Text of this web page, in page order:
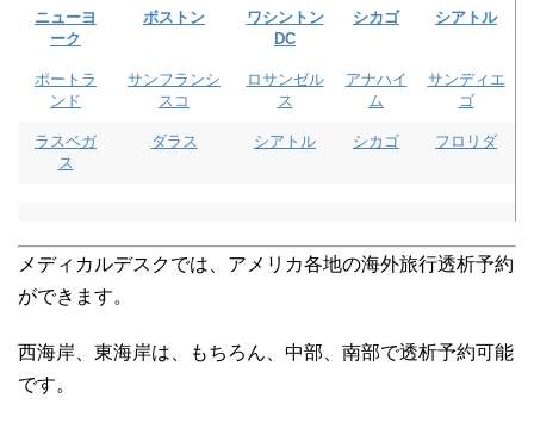
ニューヨ
ーク
ボストン
ワシントン
DC
シカゴ シアトル
ポートラ
ンド
サンフランシ
スコ
ロサンゼル
ス
アナハイ
ム
サンディエ
ゴ
ラスベガ
ス
ダラス シアトル シカゴ フロリダ
メディカルデスクでは、アメリカ各地の海外旅行透析予約
ができます。
西海岸、東海岸は、もちろん、中部、南部で透析予約可能
です。